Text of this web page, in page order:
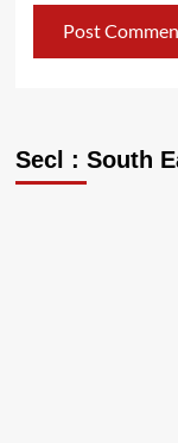
Secl : South